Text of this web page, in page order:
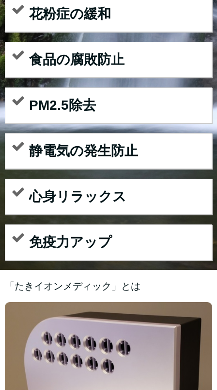
花粉症の緩和
食品の腐敗防止
PM2.5除去
静電気の発生防止
心身リラックス
免疫力アップ
「たきイオンメディック」とは